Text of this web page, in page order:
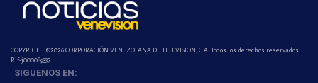
COPYRIGHT ©2026 CORPORACIÓN VENEZOLANA DE TELEVISION, C.A. Todos los derechos reservados.
Rif-j000089337
SIGUENOS EN: